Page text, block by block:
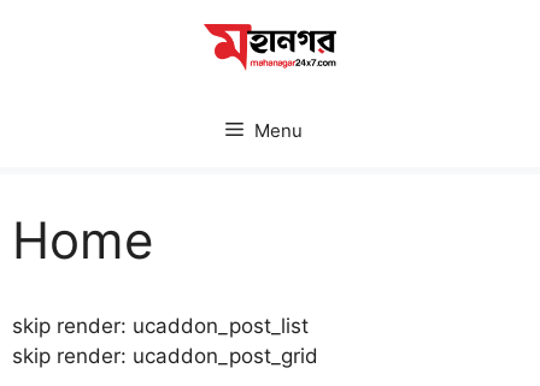
Menu
Home
skip render: ucaddon_post_list
skip render: ucaddon_post_grid